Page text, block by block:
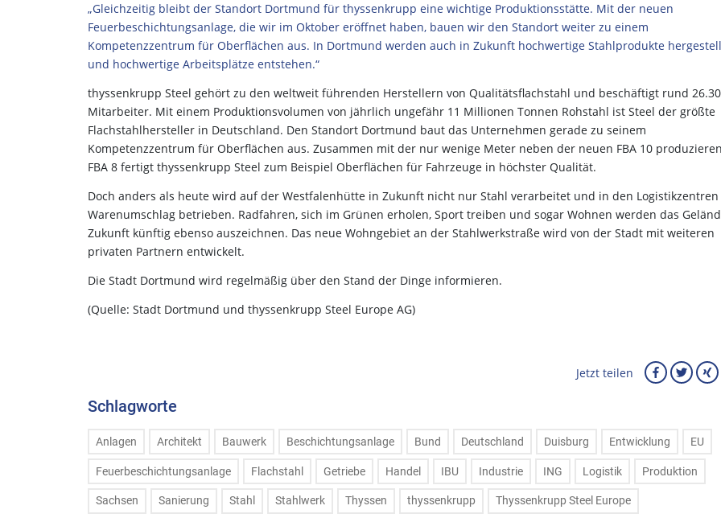
„Gleichzeitig bleibt der Standort Dortmund für thyssenkrupp eine wichtige Produktionsstätte. Mit der neuen
Feuerbeschichtungsanlage, die wir im Oktober eröffnet haben, bauen wir den Standort weiter zu einem
Kompetenzzentrum für Oberflächen aus. In Dortmund werden auch in Zukunft hochwertige Stahlprodukte
und hochwertige Arbeitsplätze entstehen.“
thyssenkrupp Steel gehört zu den weltweit führenden Herstellern von Qualitätsflachstahl und beschäftigt rund
Mitarbeiter. Mit einem Produktionsvolumen von jährlich ungefähr 11 Millionen Tonnen Rohstahl ist Steel der größte
Flachstahlhersteller in Deutschland. Den Standort Dortmund baut das Unternehmen gerade zu seinem
Kompetenzzentrum für Oberflächen aus. Zusammen mit der nur wenige Meter neben der neuen FBA 10
FBA 8 fertigt thyssenkrupp Steel zum Beispiel Oberflächen für Fahrzeuge in höchster Qualität.
Doch anders als heute wird auf der Westfalenhütte in Zukunft nicht nur Stahl verarbeitet und in den Logistikzentren
Warenumschlag betrieben. Radfahren, sich im Grünen erholen, Sport treiben und sogar Wohnen werden das
Zukunft künftig ebenso auszeichnen. Das neue Wohngebiet an der Stahlwerkstraße wird von der Stadt mit weiteren
privaten Partnern entwickelt.
Die Stadt Dortmund wird regelmäßig über den Stand der Dinge informieren.
(Quelle: Stadt Dortmund und thyssenkrupp Steel Europe AG)
Jetzt teilen
Schlagworte
Anlagen Architekt Bauwerk Beschichtungsanlage Bund Deutschland Duisburg Entwicklung EU
Feuerbeschichtungsanlage Flachstahl Getriebe Handel IBU Industrie ING Logistik Produktion
Sachsen Sanierung Stahl Stahlwerk Thyssen thyssenkrupp Thyssenkrupp Steel Europe